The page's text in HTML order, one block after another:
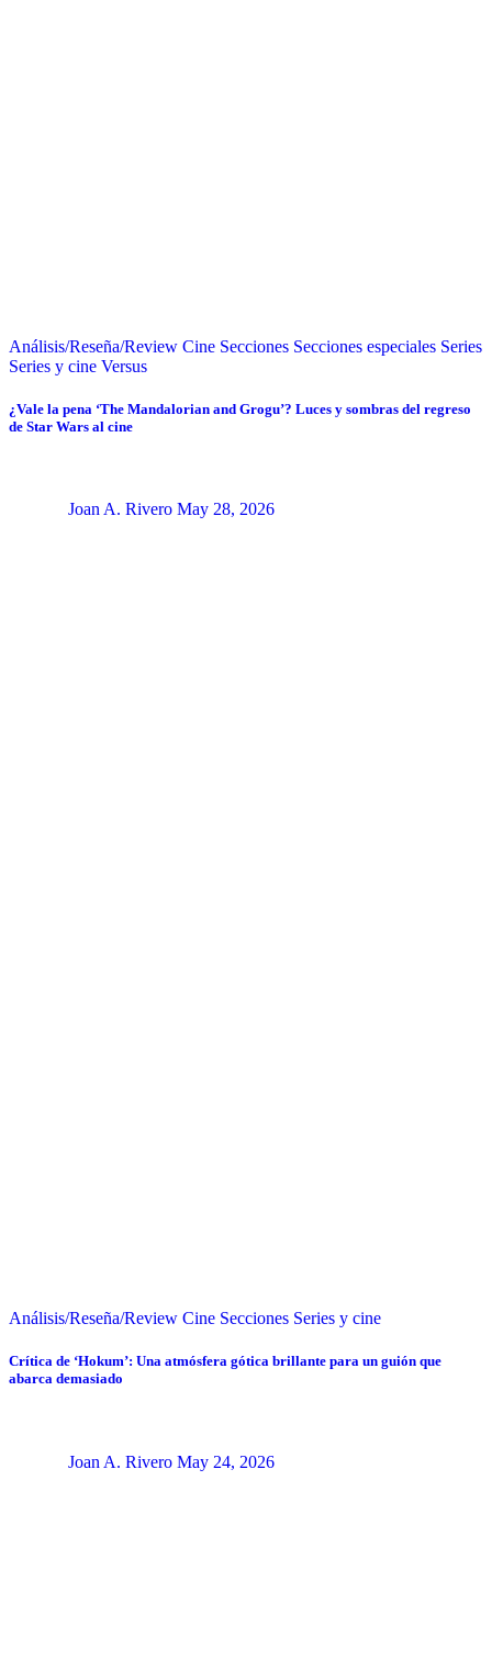
Análisis/Reseña/Review Cine Secciones Secciones especiales Series
Series y cine Versus
¿Vale la pena ‘The Mandalorian and Grogu’? Luces y sombras del regreso
de Star Wars al cine
Joan A. Rivero May 28, 2026
Análisis/Reseña/Review Cine Secciones Series y cine
Crítica de ‘Hokum’: Una atmósfera gótica brillante para un guión que
abarca demasiado
Joan A. Rivero May 24, 2026